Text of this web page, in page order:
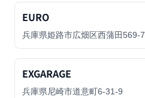
EURO
兵庫県姫路市広畑区西蒲田569-7
EXGARAGE
兵庫県尼崎市道意町6-31-9